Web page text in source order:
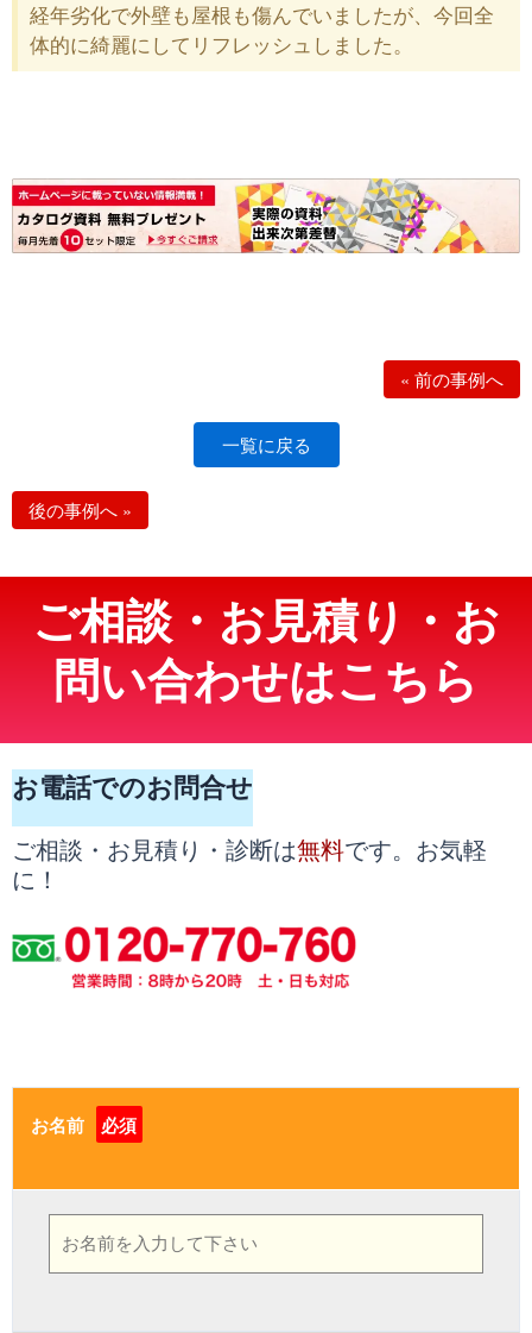
経年劣化で外壁も屋根も傷んでいましたが、今回全
体的に綺麗にしてリフレッシュしました。
« 前の事例へ
一覧に戻る
後の事例へ »
ご相談・お見積り・お
問い合わせはこちら
お電話でのお問合せ
ご相談・お見積り・診断は無料です。お気軽
に！
お名前 必須